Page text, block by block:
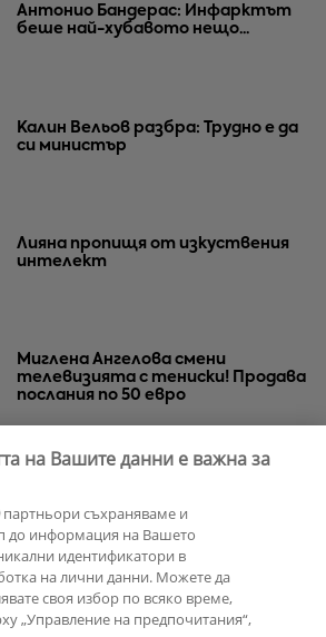
Антонио Бандерас: Инфарктът
беше най-хубавото нещо...
Калин Вельов разбра: Трудно е да
си министър
Лияна пропищя от изкуствения
интелект
Миглена Ангелова смени
телевизията с тениски! Продава
послания по 50 евро
РЕКЛАМА
на Вашите данни е важна за
партньори съхраняваме и
до информация на Вашето
идентификатори в
на лични данни. Можете да
своя избор по всяко време,
„Управление на предпочитания“,